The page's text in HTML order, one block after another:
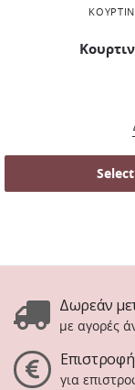
Δωρεάν
με αγορές
για